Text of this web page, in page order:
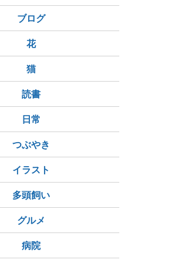
ブログ
花
猫
読書
日常
つぶやき
イラスト
多頭飼い
グルメ
病院